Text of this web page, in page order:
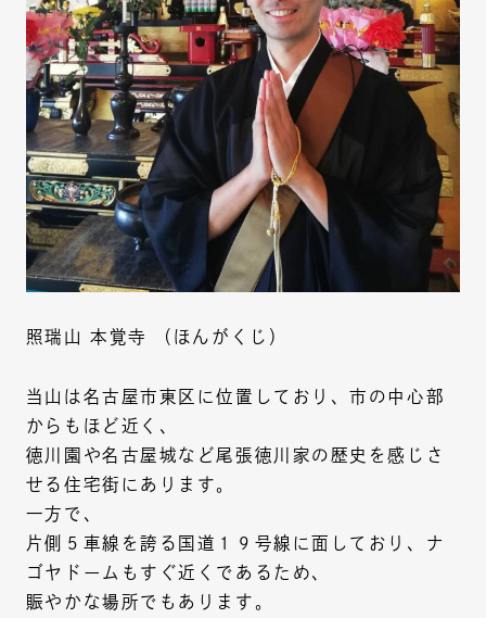
照瑞山 本覚寺 （ほんがくじ）
当山は名古屋市東区に位置しており、市の中心部
からもほど近く、
徳川園や名古屋城など尾張徳川家の歴史を感じさ
せる住宅街にあります。
一方で、
片側５車線を誇る国道１９号線に面しており、ナ
ゴヤドームもすぐ近くであるため、
賑やかな場所でもあります。